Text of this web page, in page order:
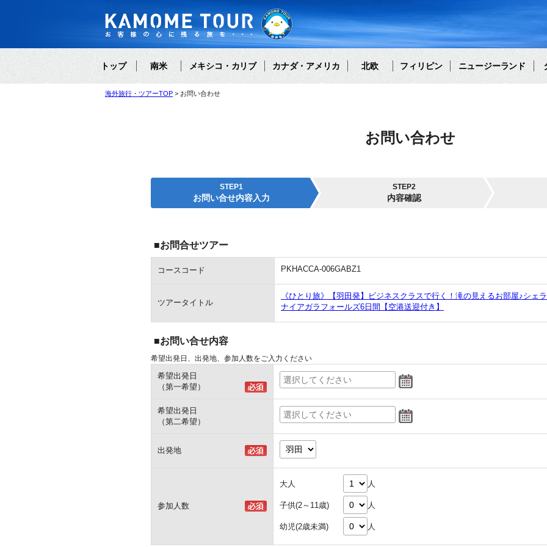
トップ 南米 メキシコ・カリブ カナダ・アメリカ 北欧 フィリピン ニュージーランド
海外旅行・ツアーTOP お問い合わせ
お問い合わせ
STEP1
お問い合せ内容入力
STEP2
内容確認
■お問合せツアー
コースコード PKHACCA-006GABZ1
ツアータイトル
《ひとり旅》【羽田発】ビジネスクラスで行く！滝の見えるお部屋♪シェ
ナイアガラフォールズ6日間【空港送迎付き】
■お問い合せ内容
希望出発日、出発地、参加人数をご入力ください
希望出発日
（第一希望）
希望出発日
（第二希望）
出発地
参加人数
大人 人
子供(2～11歳) 人
幼児(2歳未満) 人